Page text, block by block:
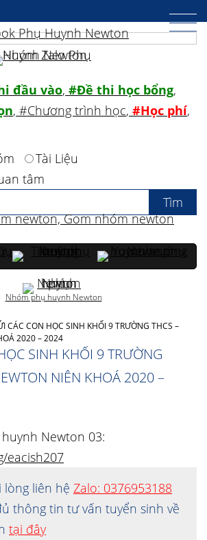
CÁC CON HỌC SINH KHỐI 9 TRƯỜNG THCS –
2020 – 2024
SINH KHỐI 9 TRƯỜNG
NIÊN KHOÁ 2020 –
Newton 03:
eacish207
lòng liên hệ Zalo: 0376953188
thông tin tư vấn tuyển sinh về
tại đây
đầu vào, #Đề thi học bổng,
, #Chương trình học, #Học phí,
Tài Liệu
tâm
Nhóm phụ huynh Newton